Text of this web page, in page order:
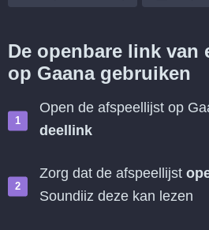
De openbare link van
op Gaana gebruiken
Open de afspeellijst op
deellink
Zorg dat de afspeellijst
Soundiiz deze kan lezen